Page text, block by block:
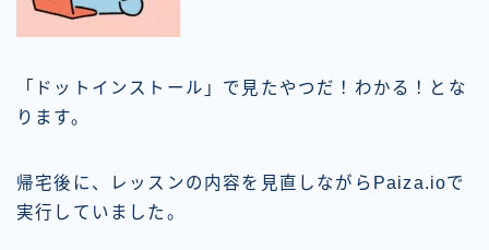
「ドットインストール」で見たやつだ！わかる！とな
ります。
帰宅後に、レッスンの内容を見直しながらPaiza.ioで
実行していました。